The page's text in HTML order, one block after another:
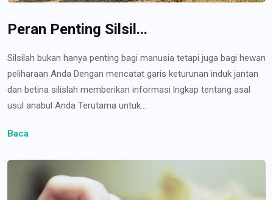
Peran Penting Silsil...
Silsilah bukan hanya penting bagi manusia tetapi juga bagi hewan
peliharaan Anda Dengan mencatat garis keturunan induk jantan
dan betina silislah memberikan informasi lngkap tentang asal
usul anabul Anda Terutama untuk...
Baca